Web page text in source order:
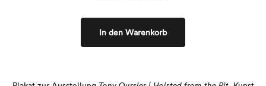
In den Warenkorb